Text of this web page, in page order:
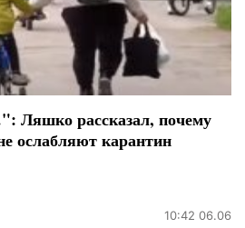
Ляшко рассказал, почему
ослабляют карантин
10:42 06.06